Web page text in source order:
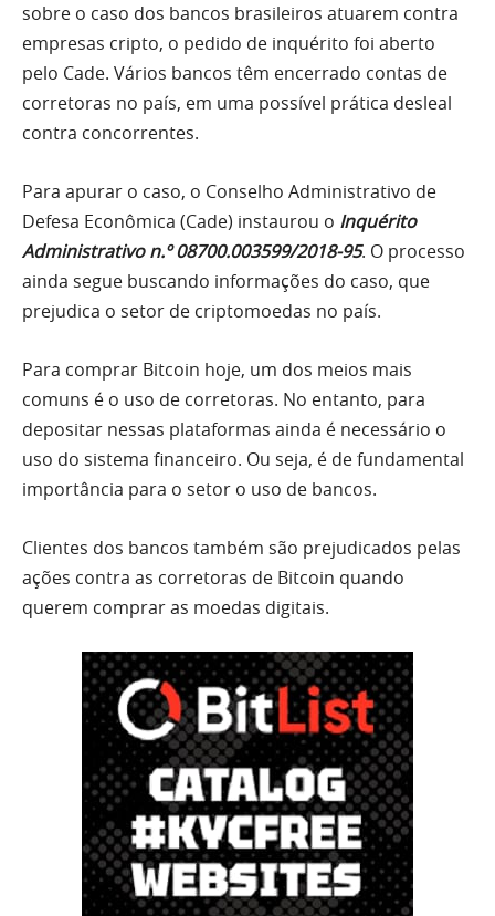
sobre o caso dos bancos brasileiros atuarem contra
empresas cripto, o pedido de inquérito foi aberto
pelo Cade. Vários bancos têm encerrado contas de
corretoras no país, em uma possível prática desleal
contra concorrentes.
Para apurar o caso, o Conselho Administrativo de
Defesa Econômica (Cade) instaurou o Inquérito
Administrativo n.º 08700.003599/2018-95. O processo
ainda segue buscando informações do caso, que
prejudica o setor de criptomoedas no país.
Para comprar Bitcoin hoje, um dos meios mais
comuns é o uso de corretoras. No entanto, para
depositar nessas plataformas ainda é necessário o
uso do sistema financeiro. Ou seja, é de fundamental
importância para o setor o uso de bancos.
Clientes dos bancos também são prejudicados pelas
ações contra as corretoras de Bitcoin quando
querem comprar as moedas digitais.